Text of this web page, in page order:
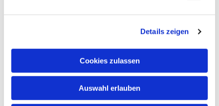
Details zeigen
Cookies zulassen
Auswahl erlauben